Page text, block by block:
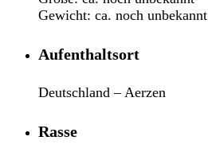
Gewicht: ca. noch unbekannt
Aufenthaltsort
Deutschland – Aerzen
Rasse